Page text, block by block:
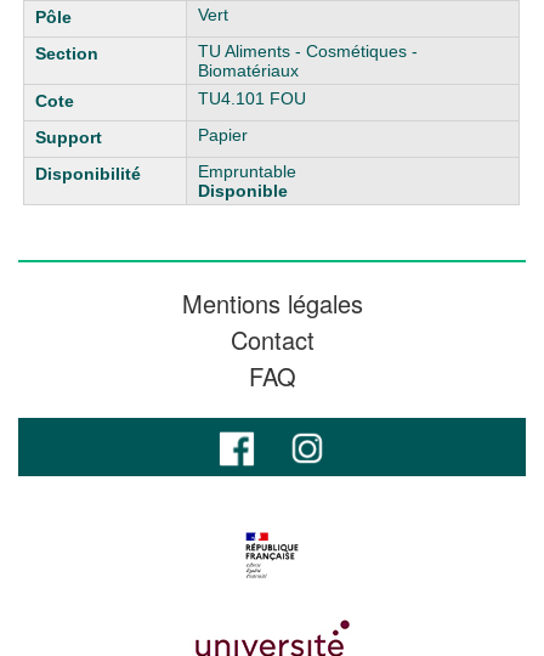
Vert
TU Aliments - Cosmétiques -
Biomatériaux
TU4.101 FOU
Papier
Empruntable
Disponible
Mentions légales
Contact
FAQ